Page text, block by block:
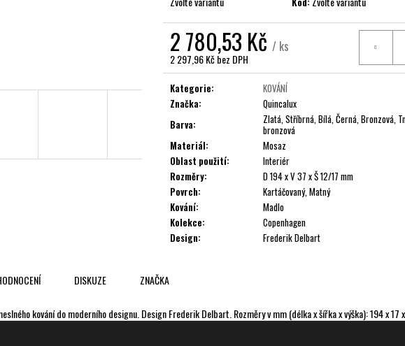
2 780,53 Kč / ks
2 297,96 Kč bez DPH
Měrná
cena:
Kategorie:
KOVÁNÍ
Značka:
Quincalux
Barva:
Zlatá, Stříbrná, Bílá, Černá, Bronzová,
bronzová
Materiál:
Mosaz
Oblast použití:
Interiér
Rozměry:
D 194 x V 37 x Š 12/17 mm
Povrch:
Kartáčovaný, Matný
Kování:
Madlo
Kolekce:
Copenhagen
Design: Frederik Delbart
DISKUZE ZNAČKA
kování do moderního designu. Design Frederik Delbart. Rozměry v mm (délka x šířka x výška): 194 x 17